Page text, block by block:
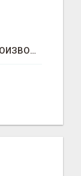
ИЩУ ЛЮДЕЙ НА ПРЯДИЛЬНОЕ ПРОИЗВОДСТВО В ЖИЛИНО-2 (ЛЮБЕРЦЫ), ФАБРИКА «ПЕХОРСКИЙ ТЕКСТИЛЬ»